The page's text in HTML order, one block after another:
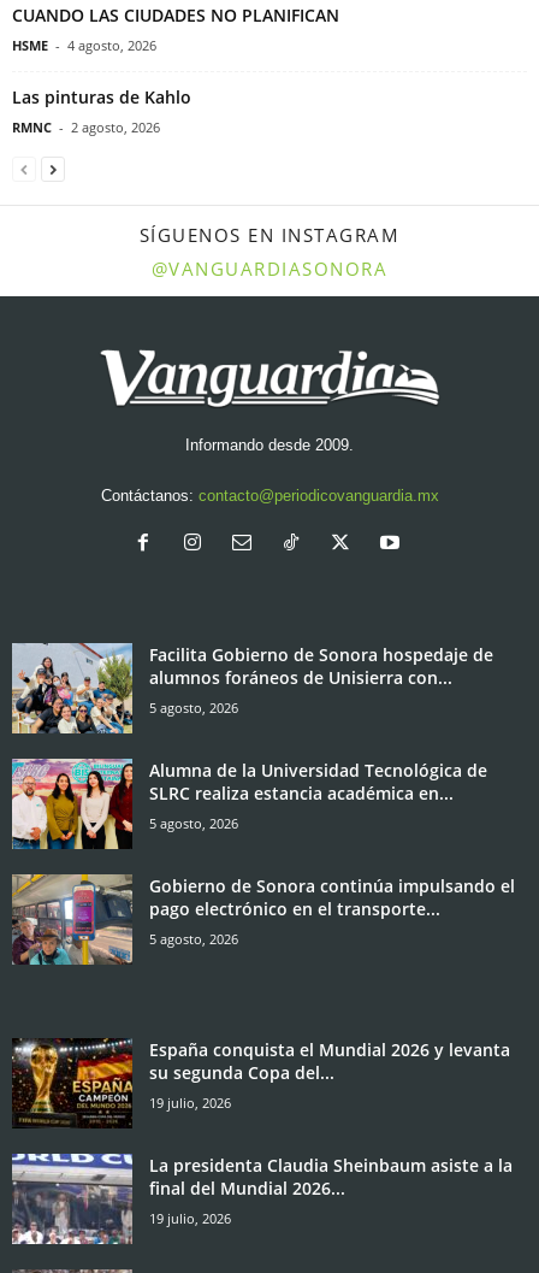
CUANDO LAS CIUDADES NO PLANIFICAN
HSME - 4 agosto, 2026
Las pinturas de Kahlo
RMNC - 2 agosto, 2026
SÍGUENOS EN INSTAGRAM
@VANGUARDIASONORA
Informando desde 2009.
Contáctanos: contacto@periodicovanguardia.mx
Facilita Gobierno de Sonora hospedaje de
alumnos foráneos de Unisierra con...
5 agosto, 2026
Alumna de la Universidad Tecnológica de
SLRC realiza estancia académica en...
5 agosto, 2026
Gobierno de Sonora continúa impulsando el
pago electrónico en el transporte...
5 agosto, 2026
España conquista el Mundial 2026 y levanta
su segunda Copa del...
19 julio, 2026
La presidenta Claudia Sheinbaum asiste a la
final del Mundial 2026...
19 julio, 2026